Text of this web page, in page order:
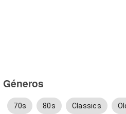
Géneros
70s 80s Classics